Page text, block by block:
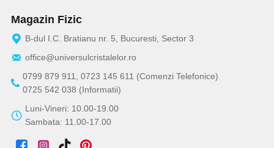
Magazin Fizic
B-dul I.C. Bratianu nr. 5, Bucuresti, Sector 3
office@universulcristalelor.ro
0799 879 911, 0723 145 611 (Comenzi Telefonice)
0725 542 038 (Informatii)
Luni-Vineri: 10.00-19.00
Sambata: 11.00-17.00